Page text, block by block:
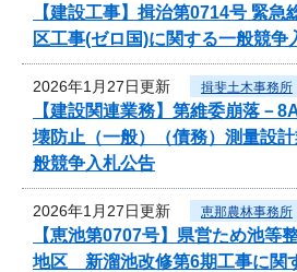
【建設工事】揖治第0714号 緊急
区工事(ゼロ国)に関する一般競争
2026年1月27日更新 揖斐土木事務所
【建設関連業務】第維委崩落
壊防止（一般）（債務）測量設
般競争入札公告
2026年1月27日更新 恵那農林事務所
【恵池第0707号】県営ため池
地区 新溜池改修第6期工事に関